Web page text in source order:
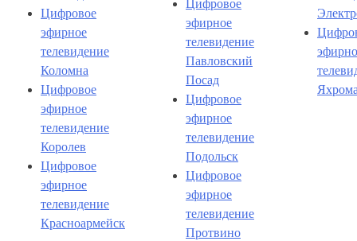
Цифровое
эфирное
телевидение
Коломна
Цифровое
эфирное
телевидение
Королев
Цифровое
эфирное
телевидение
Красноармейск
Цифровое
эфирное
телевидение
Павловский
Посад
Цифровое
эфирное
телевидение
Подольск
Цифровое
эфирное
телевидение
Протвино